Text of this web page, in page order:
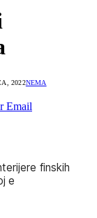
2022NEMA
Email
finskih
e